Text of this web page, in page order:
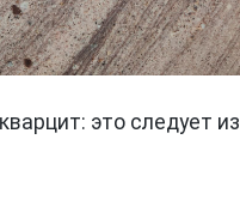
это следует из